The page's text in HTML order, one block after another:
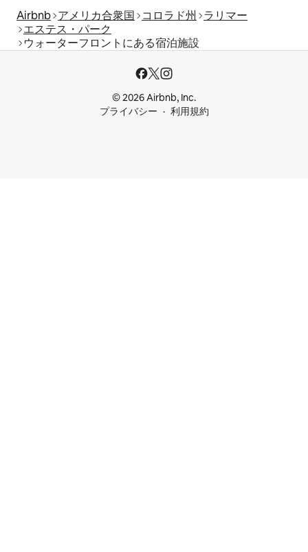
Airbnb アメリカ合衆国 コロラド州
ラリマー
エステス・パーク
ウォーターフロントにある宿泊施設
© 2026 Airbnb, Inc.
プライバシー
利用規約